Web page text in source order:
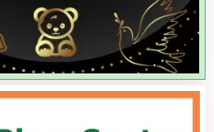
de Viajes
y Ganadería